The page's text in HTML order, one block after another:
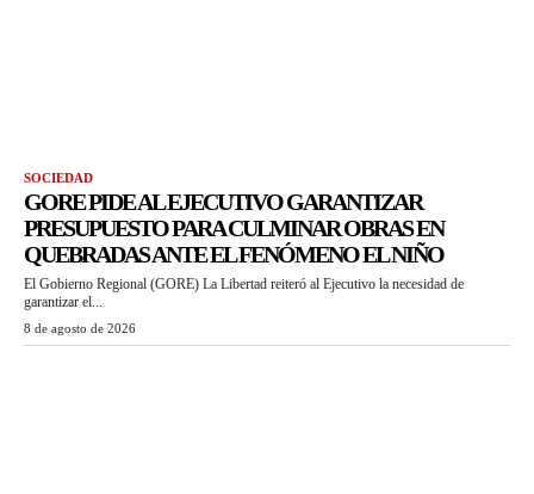
SOCIEDAD
GORE PIDE AL EJECUTIVO GARANTIZAR
PRESUPUESTO PARA CULMINAR OBRAS EN
QUEBRADAS ANTE EL FENÓMENO EL NIÑO
El Gobierno Regional (GORE) La Libertad reiteró al Ejecutivo la necesidad de
garantizar el...
8 de agosto de 2026